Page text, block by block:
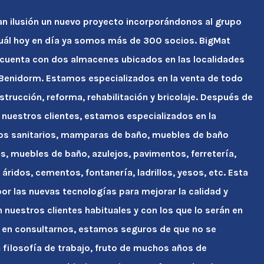
ilusión un nuevo proyecto incorporándonos al grupo
hoy en día ya somos más de 300 socios. BigMat
con dos almacenes ubicados en las localidades
Estamos especializados en la venta de todo
reforma, rehabilitación y bricolaje. Después de
clientes, estamos especializados en la
sanitarios, mamparas de baño, muebles de baño
muebles de baño, azulejos, pavimentos, ferretería,
cementos, fontanería, ladrillos, yesos, etc. Esta
las nuevas tecnologías para mejorar la calidad y
nuestros clientes habituales y con los que lo serán en
consultarnos, estamos seguros de que no se
filosofía de trabajo, fruto de muchos años de